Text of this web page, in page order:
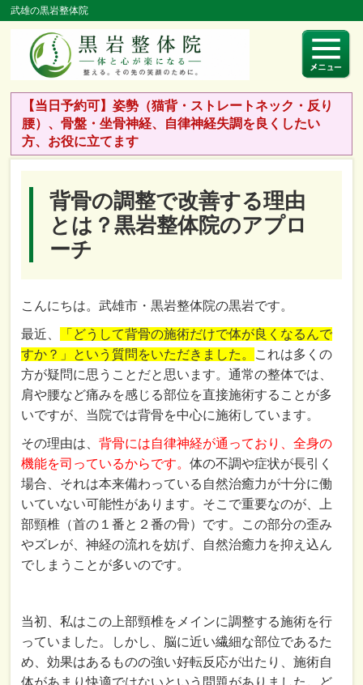
武雄の黒岩整体院
【当日予約可】姿勢（猫背・ストレートネック・反り
腰）、骨盤・坐骨神経、自律神経失調を良くしたい
方、お役に立てます
背骨の調整で改善する理由
とは？黒岩整体院のアプロ
ーチ
こんにちは。武雄市・黒岩整体院の黒岩です。
最近、
「どうして背骨の施術だけで体が良くなるんで
すか？」という質問をいただきました。
これは多くの
方が疑問に思うことだと思います。通常の整体では、
肩や腰など痛みを感じる部位を直接施術することが多
いですが、当院では背骨を中心に施術しています。
その理由は、背骨には自律神経が通っており、全身の
機能を司っているからです。体の不調や症状が長引く
場合、それは本来備わっている自然治癒力が十分に働
いていない可能性があります。そこで重要なのが、上
部頸椎（首の１番と２番の骨）です。この部分の歪み
やズレが、神経の流れを妨げ、自然治癒力を抑え込ん
でしまうことが多いのです。
当初、私はこの上部頸椎をメインに調整する施術を行
っていました。しかし、脳に近い繊細な部位であるた
め、効果はあるものの強い好転反応が出たり、施術自
体があまり快適ではないという問題がありました。ど